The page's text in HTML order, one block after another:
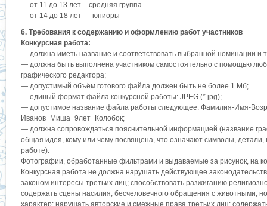
— от 11 до 13 лет – средняя группа
— от 14 до 18 лет — юниоры
6. Требования к содержанию и оформлению работ участников
Конкурсная работа:
— должна иметь название и соответствовать выбранной номинации и
— должна быть выполнена участником самостоятельно с помощью
графического редактора;
— допустимый объём готового файла должен быть не более 1 Мб;
— единый формат файла конкурсной работы: JPEG (*.jpg);
— допустимое название файла работы следующее: Фамилия-Имя-
Иванов_Миша_9лет_Колобок;
— должна сопровождаться пояснительной информацией (название
общая идея, кому или чему посвящена, что означают символы,
работе).
Фотографии, обработанные фильтрами и выдаваемые за рисунок, на
Конкурсная работа не должна нарушать действующее
законом интересы третьих лиц; способствовать разжиганию
содержать сцены насилия, бесчеловечного обращения с животными;
характер; нарушать авторские и смежные права третьих лиц;